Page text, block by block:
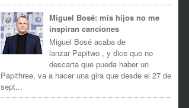
Miguel Bosé: mis hijos no me
inspiran canciones
Miguel Bosé acaba de
lanzar Papitwo , y dice que no
descarta que pueda haber un
Papithree, va a hacer una gira que desde el 27 de
sept...